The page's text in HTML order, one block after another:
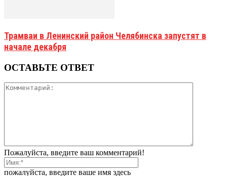
Трамваи в Ленинский район Челябинска запустят в
начале декабря
ОСТАВЬТЕ ОТВЕТ
Пожалуйста, введите ваш комментарий!
пожалуйста, введите ваше имя здесь